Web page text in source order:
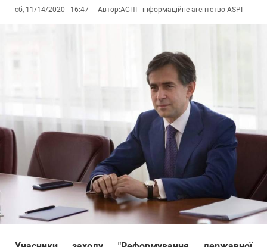
сб, 11/14/2020 - 16:47
Автор:АСПІ - інформаційне агентство ASPI